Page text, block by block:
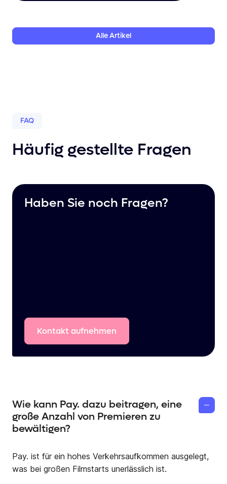
AlleArtikel
FAQ
Häufig gestellte Fragen
Haben Sie noch Fragen?
Kontakt aufnehmen
Wie kann Pay. dazu beitragen, eine
große Anzahl von Premieren zu
bewältigen?
Pay. ist für ein hohes Verkehrsaufkommen ausgelegt,
was bei großen Filmstarts unerlässlich ist.